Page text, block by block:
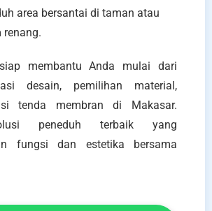
area bersantai di taman atau
renang.
membantu Anda mulai dari
desain, pemilihan material,
tenda membran di Makasar.
peneduh terbaik yang
fungsi dan estetika bersama